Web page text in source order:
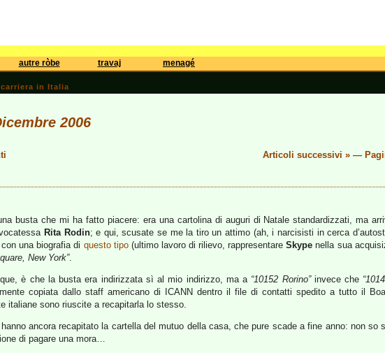
autre ròbe travaj menagé
in Italia
2006
Articoli successivi » —
busta che mi ha fatto piacere: era una cartolina di auguri di Natale standardizzati, ma
Rita Rodin; e qui, scusate se me la tiro un attimo (ah, i narcisisti in cerca
una biografia di questo tipo(ultimo lavoro di rilievo, rappresentareSkypenella sua
New York”.
è che la busta era indirizzata sì al mio indirizzo, ma a “10152 Rorino”invece che
copiata dallo staff americano di ICANN dentro il file di contatti spedito a tutto il
italiane sono riuscite a recapitarla lo stesso.
ancora recapitato la cartella del mutuo della casa, che pure scade a fine anno: non so
di pagare una mora…